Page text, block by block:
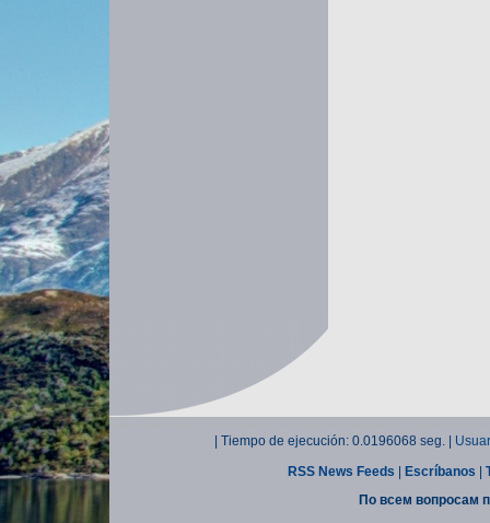
| Tiempo de ejecución: 0.0196068 seg. |
RSS News Feeds
Escríbanos
По всем вопросам